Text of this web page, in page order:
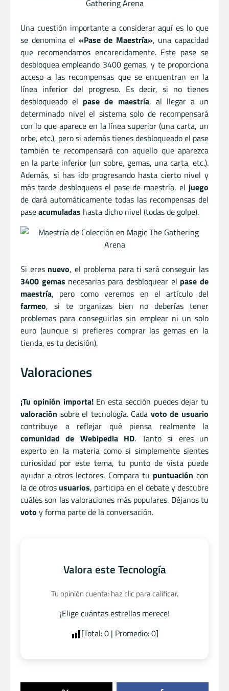
Una cuestión importante a considerar aquí es lo que
se denomina el «Pase de Maestría», una capacidad
que recomendamos encarecidamente. Este pase se
desbloquea empleando 3400 gemas, y te proporciona
acceso a las recompensas que se encuentran en la
línea inferior del progreso. Es decir, si no tienes
desbloqueado el pase de maestría, al llegar a un
determinado nivel el sistema solo de recompensará
con lo que aparece en la línea superior (una carta, un
orbe, etc.), pero si además tienes desbloqueado el pase
también te recompensará con aquello que aparezca
en la parte inferior (un sobre, gemas, una carta, etc.).
Además, si has ido progresando hasta cierto nivel y
más tarde desbloqueas el pase de maestría, el juego
de dará automáticamente todas las recompensas del
paseacumuladas hasta dicho nivel (todas de golpe).
Si eres nuevo, el problema para ti será conseguir las
3400 gemas necesarias para desbloquear el pase de
maestría, pero como veremos en el artículo del
farmeo, si te organizas bien no deberías tener
problemas para conseguirlas sin emplear ni un solo
euro (aunque si prefieres comprar las gemas en la
tienda, es tu decisión).
Valoraciones
¡Tu opinión importa!En esta sección puedes dejar tu
valoración sobre el tecnología. Cada voto de usuario
contribuye a reflejar qué piensa realmente la
comunidad de Webipedia HD. Tanto si eres un
experto en la materia como si simplemente sientes
curiosidad por este tema, tu punto de vista puede
ayudar a otros lectores. Compara tu puntuación con
la de otros usuarios, participa en el debate y descubre
cuáles son las valoraciones más populares. Déjanos tu
voto y forma parte de la conversación.
Valora este Tecnología
Tu opinión cuenta: haz clic para calificar.
¡Elige cuántas estrellas merece!
[Total:0| Promedio:0]